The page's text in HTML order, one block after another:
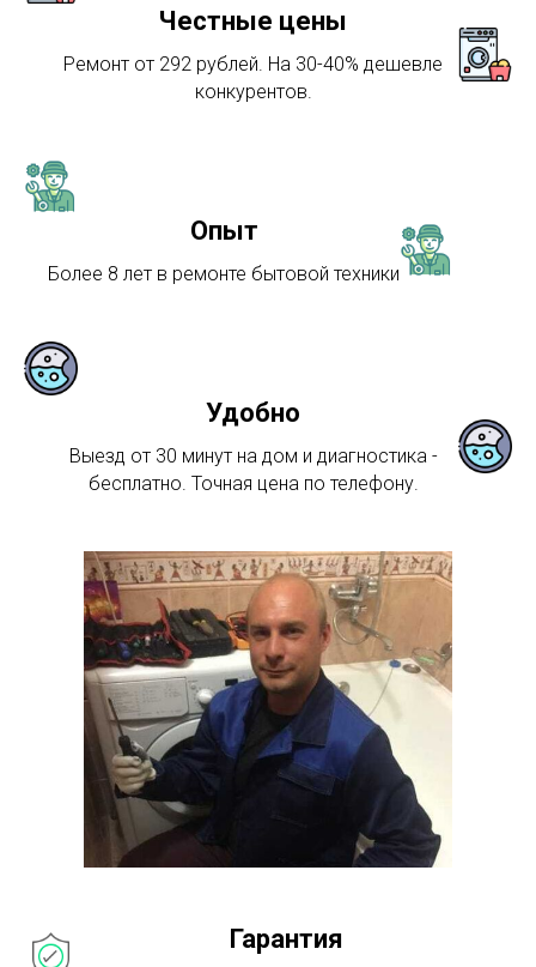
Честные цены
Ремонт от 292 рублей. На 30-40% дешевле
конкурентов.
Опыт
Более 8 лет в ремонте бытовой техники
Удобно
Выезд от 30 минут на дом и диагностика -
бесплатно. Точная цена по телефону.
Гарантия